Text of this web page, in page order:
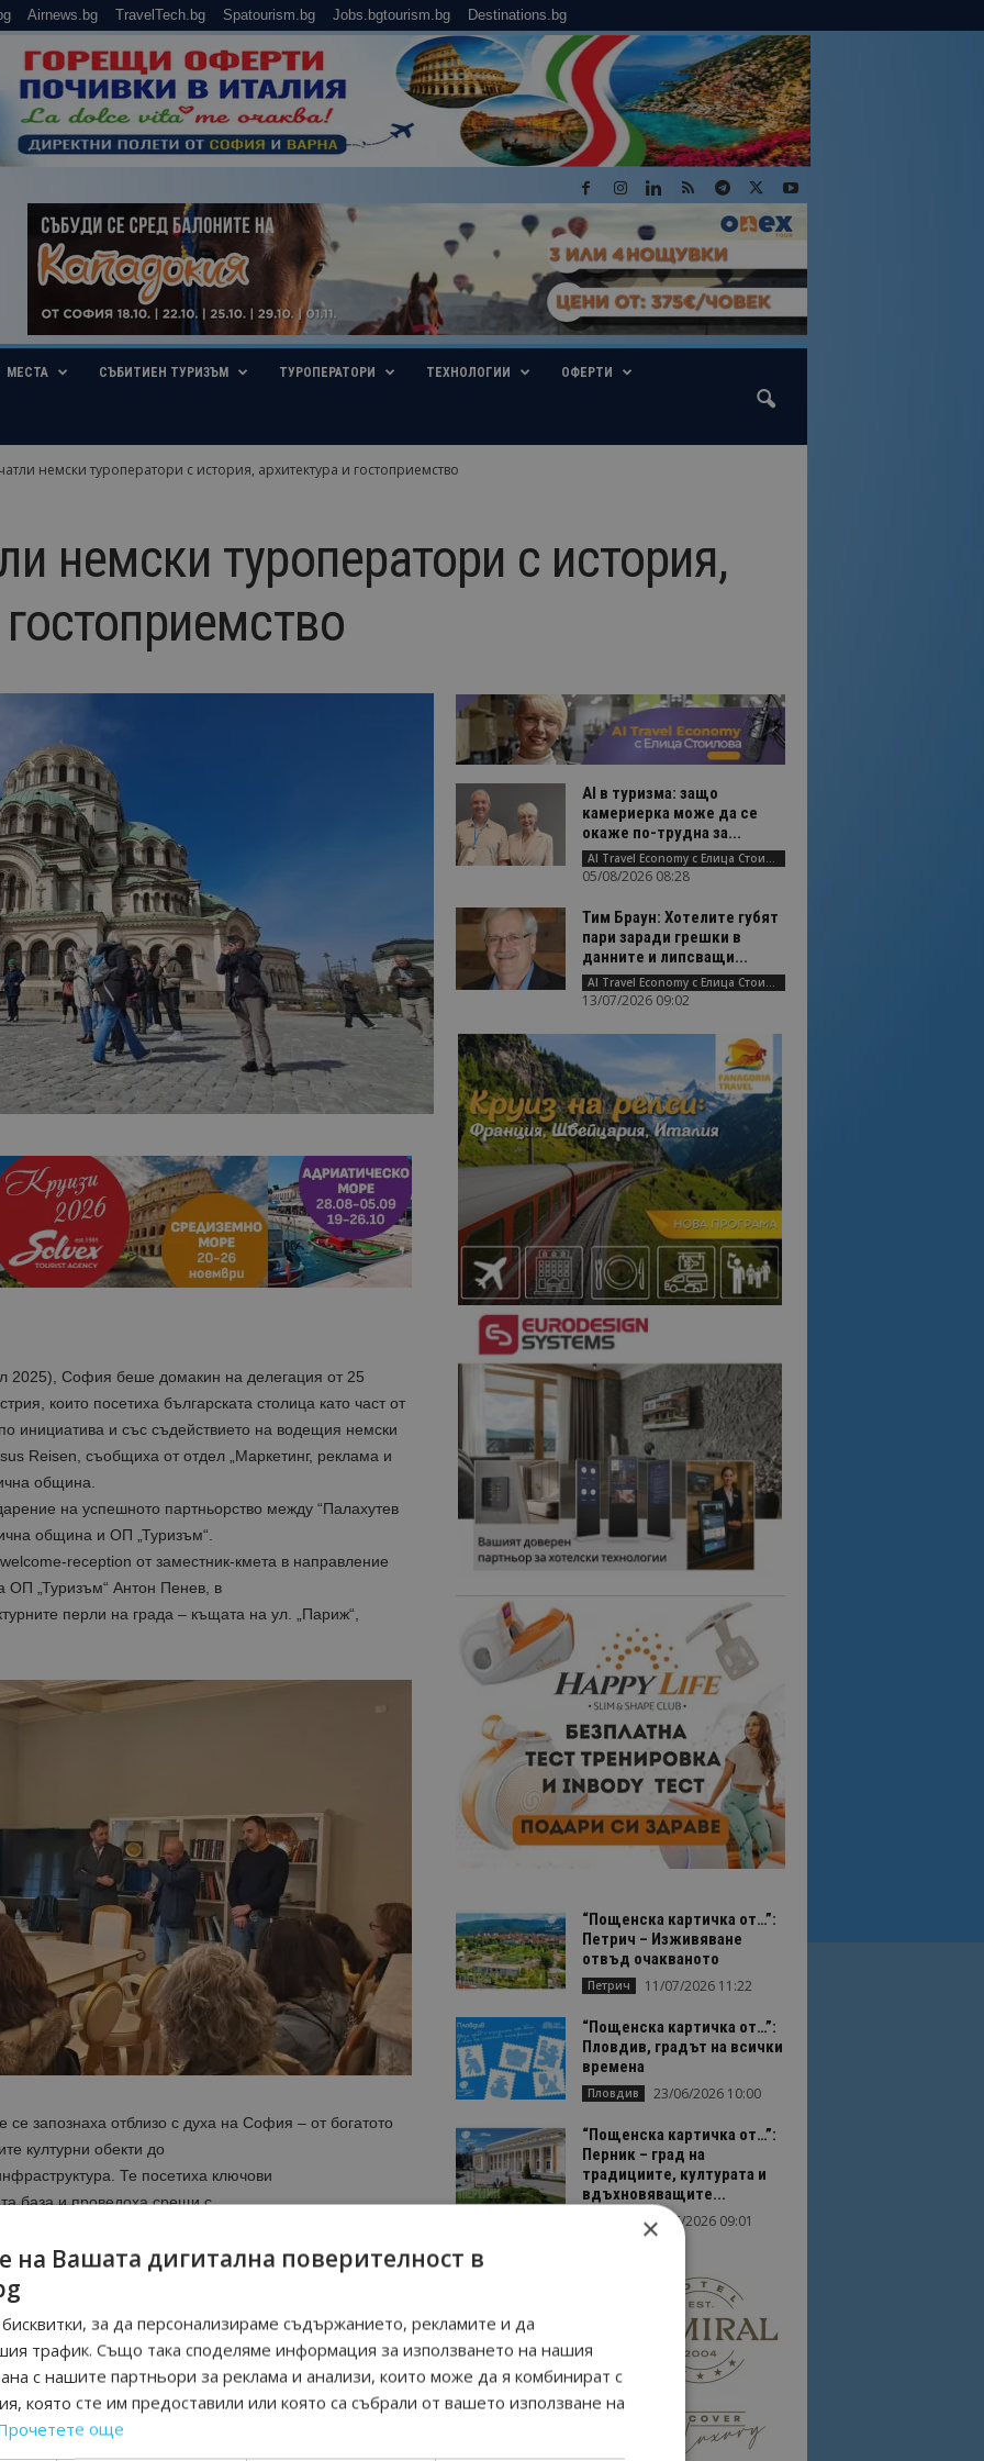
Airnews.bg TravelTech.bg Spatourism.bg Jobs.bgtourism.bg Destinations.bg
МЕСТА СЪБИТИЕН ТУРИЗЪМ ТУРОПЕРАТОРИ ТЕХНОЛОГИИ ОФЕРТИ
немски туроператори с история, архитектура и гостоприемство
немски туроператори с история,
2025), София беше домакин на делегация от 25
които посетиха българската столица като част от
инициатива и със съдействието на водещия немски
Reisen, съобщиха от отдел „Маркетинг, реклама и
община.
на успешното партньорство между “Палахутев
община и ОП „Туризъм“.
reception от заместник-кмета в направление
„Туризъм“ Антон Пенев, в
перли на града – къщата на ул. „Париж“,
се запознаха отблизо с духа на София – от богатото
културни обекти до
Те посетиха ключови
база и проведоха срещи с
у гостите със своето архитектурно разнообразие,
и съчетание между
за цел не просто да покаже забележителностите на
му
и до едно от най-свещените и емблематични места в
AI в туризма: защо
камериерка може да се
окаже по-трудна за...
AI Travel Economy с Елица Стоилова
05/08/2026 08:28
Тим Браун: Хотелите губят
пари заради грешки в
данните и липсващи...
AI Travel Economy с Елица Стоилова
13/07/2026 09:02
“Пощенска картичка от…”:
Петрич – Изживяване
отвъд очакваното
Петрич 11/07/2026 11:22
“Пощенска картичка от…”:
Пловдив, градът на всички
времена
Пловдив 23/06/2026 10:00
“Пощенска картичка от…”:
Перник – град на
традициите, културата и
вдъхновяващите...
17/06/2026 09:01
×
на Вашата дигитална поверителност в
за да персонализираме съдържанието, рекламите и да
трафик. Също така споделяме информация за използването на нашия
с нашите партньори за реклама и анализи, които може да я комбинират с
която сте им предоставили или която са събрали от вашето използване на
още